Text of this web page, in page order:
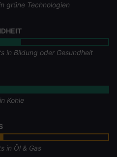
grüne Technologien
in Bildung oder Gesundheit
Kohle
in Öl & Gas